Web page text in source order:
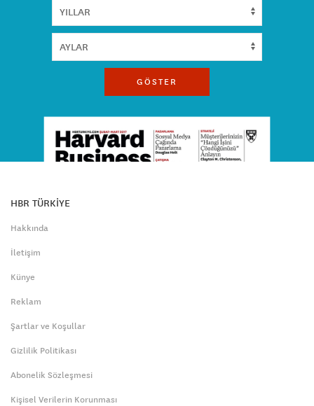
GÖSTER
HBR TÜRKİYE
Hakkında
İletişim
Künye
Reklam
Şartlar ve Koşullar
Gizlilik Politikası
Abonelik Sözleşmesi
Kişisel Verilerin Korunması